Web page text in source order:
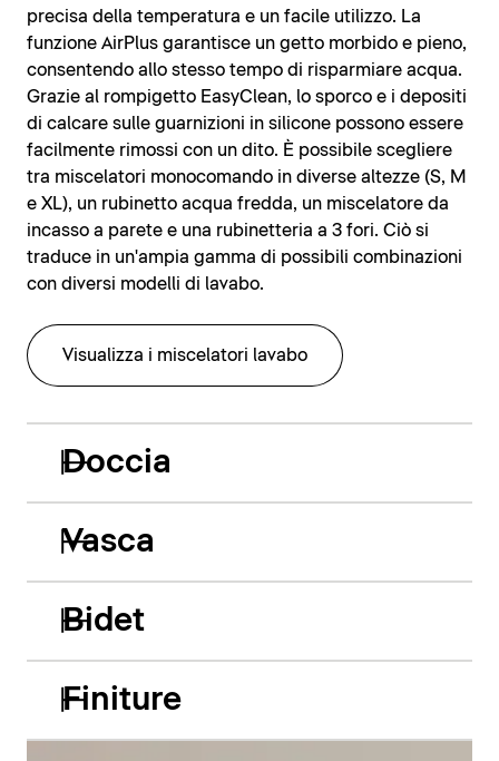
precisa della temperatura e un facile utilizzo. La
funzione AirPlus garantisce un getto morbido e pieno,
consentendo allo stesso tempo di risparmiare acqua.
Grazie al rompigetto EasyClean, lo sporco e i depositi
di calcare sulle guarnizioni in silicone possono essere
facilmente rimossi con un dito. È possibile scegliere
tra miscelatori monocomando in diverse altezze (S, M
e XL), un rubinetto acqua fredda, un miscelatore da
incasso a parete e una rubinetteria a 3 fori. Ciò si
traduce in un'ampia gamma di possibili combinazioni
con diversi modelli di lavabo.
Visualizza i miscelatori lavabo
Doccia
Vasca
Bidet
Finiture